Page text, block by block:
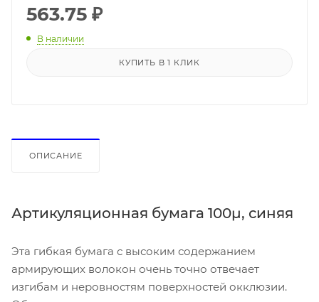
563.75 ₽
В наличии
КУПИТЬ В 1 КЛИК
ОПИСАНИЕ
Артикуляционная бумага 100µ, синяя
Эта гибкая бумага с высоким содержанием
армирующих волокон очень точно отвечает
изгибам и неровностям поверхностей окклюзии.